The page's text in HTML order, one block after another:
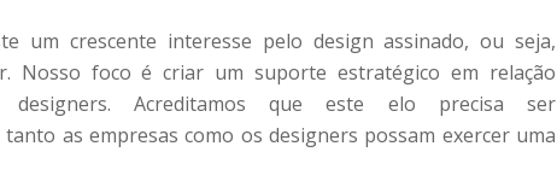
um crescente interesse pelo design assinado, ou seja,
Nosso foco é criar um suporte estratégico em relação
Acreditamos que este elo precisa ser
as empresas como os designers possam exercer uma